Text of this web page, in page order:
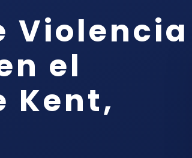
Violencia
el
Kent,